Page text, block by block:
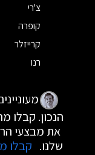
צ'רי
קופרה
קרייזלר
רנו
הנכון. קבלו
את מבצעי
שלנו. קבלו